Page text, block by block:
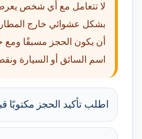
لا تتعامل مع أي شخص
بشكل عشوائي خارج
أن يكون الحجز مسبقًا
اسم السائق أو السيارة
اطلب تأكيد الحجز مكتوبًا